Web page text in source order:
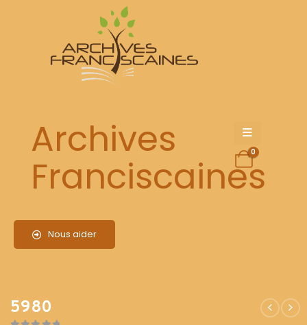
Archives
Franciscaines
Nous aider
0
5980